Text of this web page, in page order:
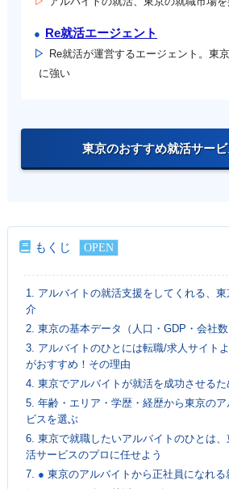
Re就活エージェント
Re就活が運営するエージェント。東
に強い
東京のおすすめ就活サー
もくじ
1. アルバイトの就活支援をしてくれる、
介
2. 東京の基本データ（人口・GDP・会社数
3. アルバイトのひとには転職/求人サイト
がおすすめ！その理由
4. 東京でアルバイトが就活を成功させる
5. 年齢・エリア・学歴・経歴から東京の
ビスを選ぶ
6. 東京で就職したいアルバイトのひとは
活サービスのプロに任せよう
7. ● 東京のアルバイトから正社員になれる